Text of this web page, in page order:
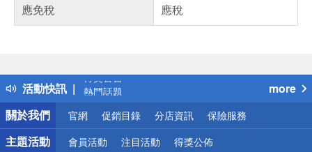
應免稅
應稅
活動快訊
得獎公告
熱門話題
銀行優惠
偏遠地區配送
詐騙網頁！請小心！
more
關於我們
官網 促銷目錄 分店資訊 保險服務
主題活動 會員活動 注目活動 得獎公佈